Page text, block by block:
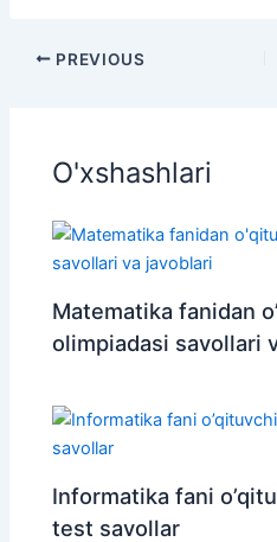
PREVIOUS
O'xshashlari
Matematika fanidan
olimpiadasi savollari
Informatika fani
test savollar